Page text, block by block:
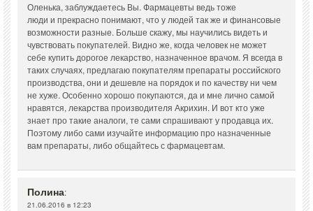
Оленька, заблуждаетесь Вы. Фармацевты ведь тоже
люди и прекрасно понимают, что у людей так же и финансовые
возможности разные. Больше скажу, мы научились видеть и
чувствовать покупателей. Видно же, когда человек не может
себе купить дорогое лекарство, назначенное врачом. Я всегда в
таких случаях, предлагаю покупателям препараты российского
производства, они и дешевле на порядок и по качеству ни чем
не хуже. Особенно хорошо покупаются, да и мне лично самой
нравятся, лекарства производителя Акрихин. И вот кто уже
знает про такие аналоги, те сами спрашивают у продавца их.
Поэтому либо сами изучайте информацию про назначенные
вам препараты, либо общайтесь с фармацевтам.
Полина:
21.06.2016 в 12:23